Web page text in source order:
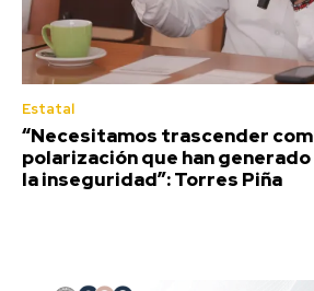
Estatal
“Necesitamos trascender
polarización que han
la inseguridad”: Torres Piña